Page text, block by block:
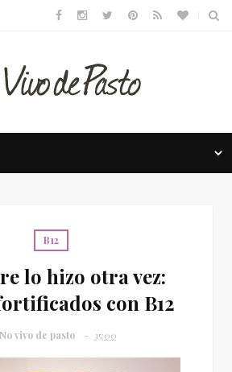
B12
lo hizo otra vez:
con B12
No vivo de pasto 15:00